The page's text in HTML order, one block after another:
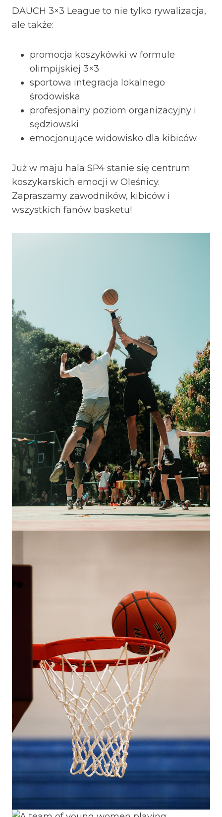
DAUCH 3×3 League to nie tylko rywalizacja,
ale także:
promocja koszykówki w formule
olimpijskiej 3×3
sportowa integracja lokalnego
środowiska
profesjonalny poziom organizacyjny i
sędziowski
emocjonujące widowisko dla kibiców.
Już w maju hala SP4 stanie się centrum
koszykarskich emocji w Oleśnicy.
Zapraszamy zawodników, kibiców i
wszystkich fanów basketu!